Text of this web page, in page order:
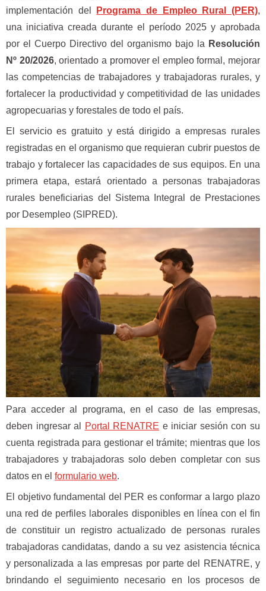
implementación del
Programa de Empleo Rural (PER),
una iniciativa creada durante el período 2025 y aprobada
por el Cuerpo Directivo del organismo bajo la Resolución
Nº 20/2026, orientado a promover el empleo formal, mejorar
las competencias de trabajadores y trabajadoras rurales, y
fortalecer la productividad y competitividad de las unidades
agropecuarias y forestales de todo el país.
El servicio es gratuito y está dirigido a empresas rurales
registradas en el organismo que requieran cubrir puestos de
trabajo y fortalecer las capacidades de sus equipos. En una
primera etapa, estará orientado a personas trabajadoras
rurales beneficiarias del Sistema Integral de Prestaciones
por Desempleo (SIPRED).
Para acceder al programa, en el caso de las empresas,
deben ingresar al
Portal RENATRE e iniciar sesión con su
cuenta registrada para gestionar el trámite; mientras que los
trabajadores y trabajadoras solo deben completar con sus
datos en el formulario web.
El objetivo fundamental del PER es conformar a largo plazo
una red de perfiles laborales disponibles en línea con el fin
de constituir un registro actualizado de personas rurales
trabajadoras candidatas, dando a su vez asistencia técnica
y personalizada a las empresas por parte del RENATRE, y
brindando el seguimiento necesario en los procesos de